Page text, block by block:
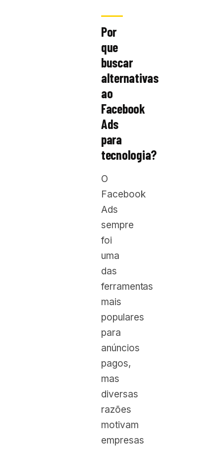
Por
que
buscar
alternativas
ao
Facebook
Ads
para
tecnologia?
O
Facebook
Ads
sempre
foi
uma
das
ferramentas
mais
populares
para
anúncios
pagos,
mas
diversas
razões
motivam
empresas